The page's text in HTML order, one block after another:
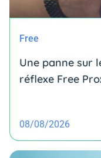
Free
Une panne sur
réflexe Free
08/08/2026